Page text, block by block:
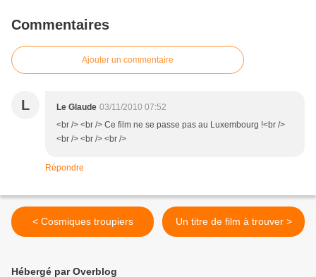
Commentaires
Ajouter un commentaire
L Le Glaude 03/11/2010 07:52
<br /> <br /> Ce film ne se passe pas au Luxembourg !<br />
<br /> <br /> <br />
Répondre
< Cosmiques troupiers Un titre de film à trouver >
Hébergé par Overblog